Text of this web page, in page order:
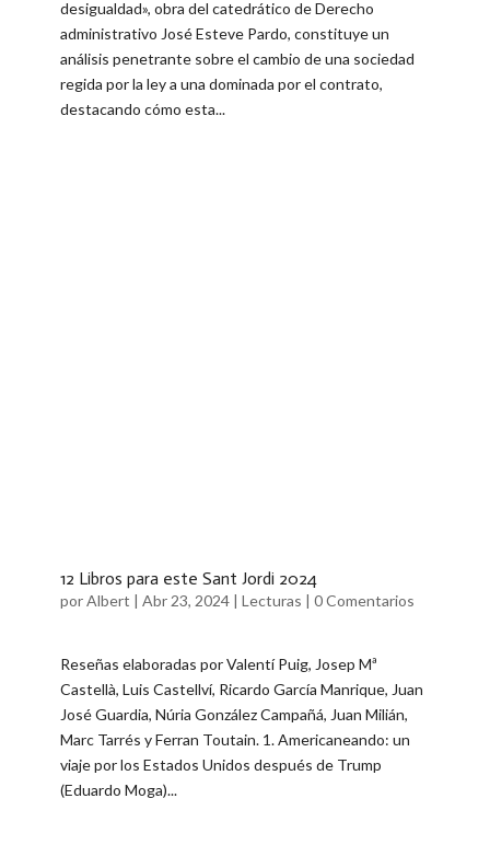
desigualdad», obra del catedrático de Derecho
administrativo José Esteve Pardo, constituye un
análisis penetrante sobre el cambio de una sociedad
regida por la ley a una dominada por el contrato,
destacando cómo esta...
12 Libros para este Sant Jordi 2024
porAlbert | Abr 23, 2024| Lecturas | 0 Comentarios
Reseñas elaboradas por Valentí Puig, Josep Mª
Castellà, Luis Castellví, Ricardo García Manrique, Juan
José Guardia, Núria González Campañá, Juan Milián,
Marc Tarrés y Ferran Toutain. ​1. Americaneando: un
viaje por los Estados Unidos después de Trump
(Eduardo Moga)...